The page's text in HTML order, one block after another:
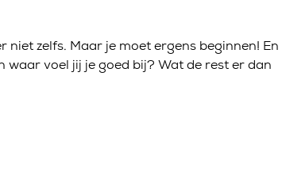
niet zelfs. Maar je moet ergens beginnen! En
voel jij je goed bij? Wat de rest er dan